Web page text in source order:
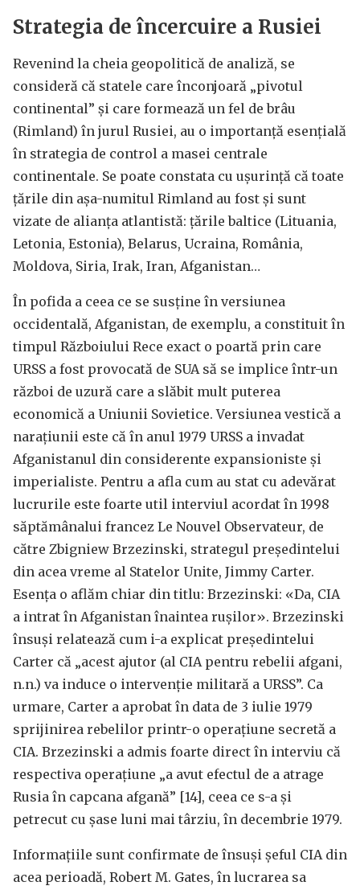
Strategia de încercuire a Rusiei
Revenind la cheia geopolitică de analiză, se
consideră că statele care înconjoară „pivotul
continental” și care formează un fel de brâu
(Rimland) în jurul Rusiei, au o importanță esențială
în strategia de control a masei centrale
continentale. Se poate constata cu ușurință că toate
țările din așa-numitul Rimland au fost și sunt
vizate de alianța atlantistă: țările baltice (Lituania,
Letonia, Estonia), Belarus, Ucraina, România,
Moldova, Siria, Irak, Iran, Afganistan…
În pofida a ceea ce se susține în versiunea
occidentală, Afganistan, de exemplu, a constituit în
timpul Războiului Rece exact o poartă prin care
URSS a fost provocată de SUA să se implice într-un
război de uzură care a slăbit mult puterea
economică a Uniunii Sovietice. Versiunea vestică a
narațiunii este că în anul 1979 URSS a invadat
Afganistanul din considerente expansioniste și
imperialiste. Pentru a afla cum au stat cu adevărat
lucrurile este foarte util interviul acordat în 1998
săptămânalui francez Le Nouvel Observateur, de
către Zbigniew Brzezinski, strategul președintelui
din acea vreme al Statelor Unite, Jimmy Carter.
Esența o aflăm chiar din titlu: Brzezinski: «Da, CIA
a intrat în Afganistan înaintea rușilor». Brzezinski
însuși relatează cum i-a explicat președintelui
Carter că „acest ajutor (al CIA pentru rebelii afgani,
n.n.) va induce o intervenție militară a URSS”. Ca
urmare, Carter a aprobat în data de 3 iulie 1979
sprijinirea rebelilor printr-o operațiune secretă a
CIA. Brzezinski a admis foarte direct în interviu că
respectiva operațiune „a avut efectul de a atrage
Rusia în capcana afgană” [14], ceea ce s-a și
petrecut cu șase luni mai târziu, în decembrie 1979.
Informațiile sunt confirmate de însuși șeful CIA din
acea perioadă, Robert M. Gates, în lucrarea sa